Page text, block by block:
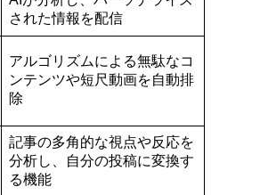
された情報を配信
アルゴリズムによる無駄なコ
ンテンツや短尺動画を自動排
除
記事の多角的な視点や反応を
分析し、自分の投稿に変換す
る機能